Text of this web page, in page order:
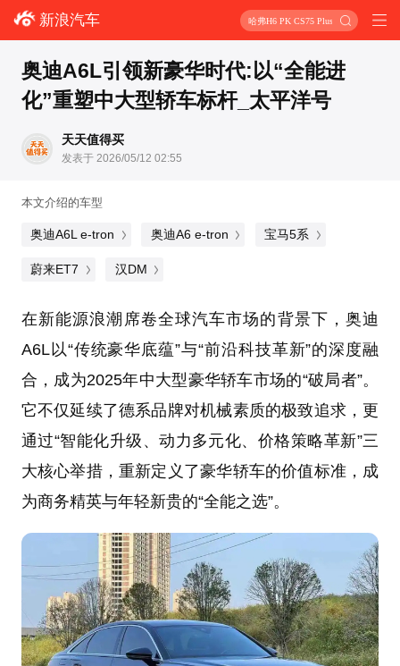
新浪汽车 哈弗H6 PK CS75 Plus
奥迪A6L引领新豪华时代:以“全能进
化”重塑中大型轿车标杆_太平洋号
天天值得买
发表于 2026/05/12 02:55
本文介绍的车型
奥迪A6L e-tron 奥迪A6 e-tron 宝马5系
蔚来ET7 汉DM
在新能源浪潮席卷全球汽车市场的背景下，奥迪
A6L以“传统豪华底蕴”与“前沿科技革新”的深度融
合，成为2025年中大型豪华轿车市场的“破局者”。
它不仅延续了德系品牌对机械素质的极致追求，更
通过“智能化升级、动力多元化、价格策略革新”三
大核心举措，重新定义了豪华轿车的价值标准，成
为商务精英与年轻新贵的“全能之选”。